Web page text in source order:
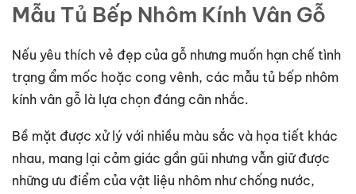
Mẫu Tủ Bếp Nhôm Kính Vân Gỗ
Nếu yêu thích vẻ đẹp của gỗ nhưng muốn hạn chế tình
trạng ẩm mốc hoặc cong vênh, các mẫu tủ bếp nhôm
kính vân gỗ là lựa chọn đáng cân nhắc.
Bề mặt được xử lý với nhiều màu sắc và họa tiết khác
nhau, mang lại cảm giác gần gũi nhưng vẫn giữ được
những ưu điểm của vật liệu nhôm như chống nước,